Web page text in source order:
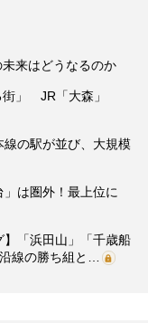
来はどうなるのか
街」 JR「大森」
線の駅が並び、大規模
は圏外！最上位に
】「浜田山」「千歳船
線の勝ち組と…